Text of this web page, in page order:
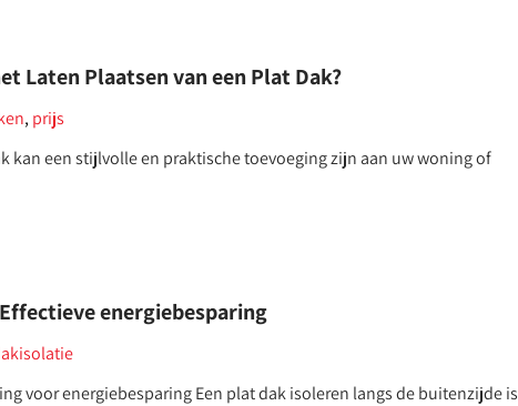
Laten Plaatsen van een Plat Dak?
, prijs
kan een stijlvolle en praktische toevoeging zijn aan uw woning of
energiebesparing
voor energiebesparing Een plat dak isoleren langs de buitenzijde is